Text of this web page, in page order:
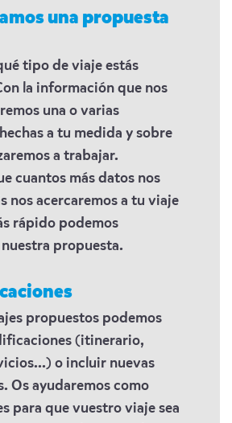
una propuesta
tipo de viaje estás
la información que nos
una o varias
a tu medida y sobre
a trabajar.
cuantos más datos nos
nos acercaremos a tu viaje
rápido podemos
propuesta.
propuestos podemos
(itinerario,
o incluir nuevas
Os ayudaremos como
para que vuestro viaje sea